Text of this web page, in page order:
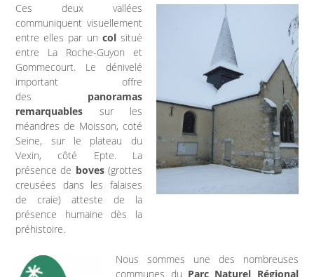
Vos démarches
Demande d’acte civil
Nouvel habitant
VOS OUTILS
Agenda
Espace documentaire
Ces deux vallées
communiquent visuellement
entre elles par un colsitué
entre La Roche-Guyon et
Gommecourt. Le dénivelé
important offre
des panoramas
remarquables sur les
méandres de Moisson, coté
Seine, sur le plateau du
Vexin, côté Epte. La
présence de boves (grottes
creusées dans les falaises
de craie) atteste de la
présence humaine dès la
préhistoire.
Nous sommes une des nombreuses
communes du Parc Naturel Régional